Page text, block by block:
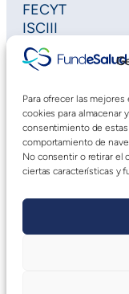
Para ofrecer las
cookies para almacenar
consentimiento de
comportamiento de
No consentir o retirar el
ciertas características y
FECYT
ISCIII
Horizon Europe
Plan Regional
Saludteca
Cursos DOE